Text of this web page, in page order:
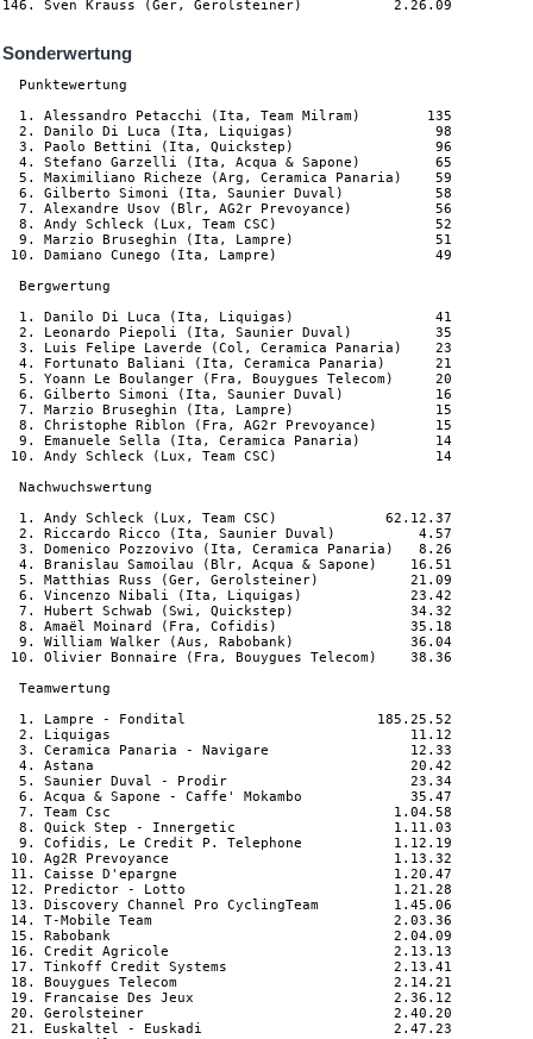
Sonderwertung
  Punktewertung
  1. Alessandro Petacchi (Ita, Team Milram)        135
  2. Danilo Di Luca (Ita, Liquigas)                 98
  3. Paolo Bettini (Ita, Quickstep)                 96
  4. Stefano Garzelli (Ita, Acqua & Sapone)         65
  5. Maximiliano Richeze (Arg, Ceramica Panaria)    59
  6. Gilberto Simoni (Ita, Saunier Duval)           58
  7. Alexandre Usov (Blr, AG2r Prevoyance)          56
  8. Andy Schleck (Lux, Team CSC)                   52
  9. Marzio Bruseghin (Ita, Lampre)                 51
10. Damiano Cunego (Ita, Lampre)                   49
  Bergwertung
  1. Danilo Di Luca (Ita, Liquigas)                 41
  2. Leonardo Piepoli (Ita, Saunier Duval)          35
  3. Luis Felipe Laverde (Col, Ceramica Panaria)    23
  4. Fortunato Baliani (Ita, Ceramica Panaria)      21
  5. Yoann Le Boulanger (Fra, Bouygues Telecom)     20
  6. Gilberto Simoni (Ita, Saunier Duval)           16
  7. Marzio Bruseghin (Ita, Lampre)                 15
  8. Christophe Riblon (Fra, AG2r Prevoyance)       15
  9. Emanuele Sella (Ita, Ceramica Panaria)         14
10. Andy Schleck (Lux, Team CSC)                   14
  Nachwuchswertung
  1. Andy Schleck (Lux, Team CSC)             62.12.37
  2. Riccardo Ricco (Ita, Saunier Duval)          4.57
  3. Domenico Pozzovivo (Ita, Ceramica Panaria)   8.26
  4. Branislau Samoilau (Blr, Acqua & Sapone)    16.51
  5. Matthias Russ (Ger, Gerolsteiner)           21.09
  6. Vincenzo Nibali (Ita, Liquigas)             23.42
  7. Hubert Schwab (Swi, Quickstep)              34.32
  8. Amaël Moinard (Fra, Cofidis)                35.18
  9. William Walker (Aus, Rabobank)              36.04
10. Olivier Bonnaire (Fra, Bouygues Telecom)    38.36
  Teamwertung
  1. Lampre - Fondital                       185.25.52
  2. Liquigas                                    11.12
  3. Ceramica Panaria - Navigare                 12.33
  4. Astana                                      20.42
  5. Saunier Duval - Prodir                      23.34
  6. Acqua & Sapone - Caffe' Mokambo             35.47
  7. Team Csc                                  1.04.58
  8. Quick Step - Innergetic                   1.11.03
  9. Cofidis, Le Credit P. Telephone           1.12.19
10. Ag2R Prevoyance                           1.13.32
11. Caisse D'epargne                          1.20.47
12. Predictor - Lotto                         1.21.28
13. Discovery Channel Pro CyclingTeam         1.45.06
14. T-Mobile Team                             2.03.36
15. Rabobank                                  2.04.09
16. Credit Agricole                           2.13.13
17. Tinkoff Credit Systems                    2.13.41
18. Bouygues Telecom                          2.14.21
19. Francaise Des Jeux                        2.36.12
20. Gerolsteiner                              2.40.20
21. Euskaltel - Euskadi                       2.47.23